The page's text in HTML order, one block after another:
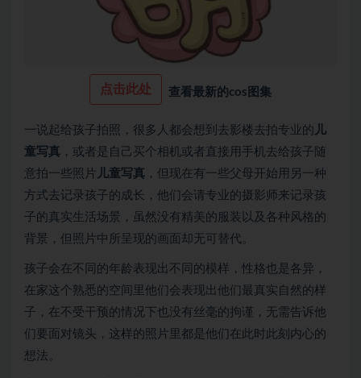
点击此处 查看最新的cos图集
一说起给孩子拍照，很多人都会想到去影楼去拍专业的 儿
童写真 ，或者是自己买个相机或者直接用手机去给孩子随
意拍一些照片 儿童写真 ，但现在有一些父母开始用另一种
方式去记录孩子的成长，他们会请专业的摄影师来记录孩
子的真实生活场景，虽然没有精美的服装以及各种风格的
背景，但照片中所呈现的画面却无可替代。
孩子会在不同的年龄表现出不同的模样，性格也是各异，
在家这个熟悉的空间里他们会表现出他们最真实自然的样
子，在不受干预的情况下也没有丝毫的拘谨，无需告诉他
们要面对镜头，这样的照片里都是他们在此时此刻内心的
想法。